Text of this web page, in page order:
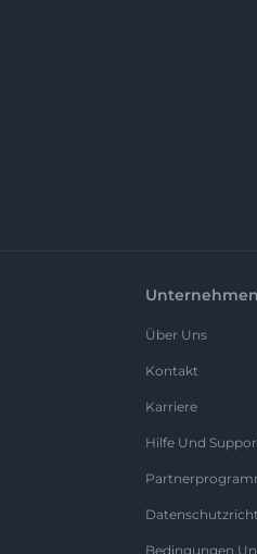
Unternehmen
Über Uns
Kontakt
Karriere
Hilfe Und
Bedingungen